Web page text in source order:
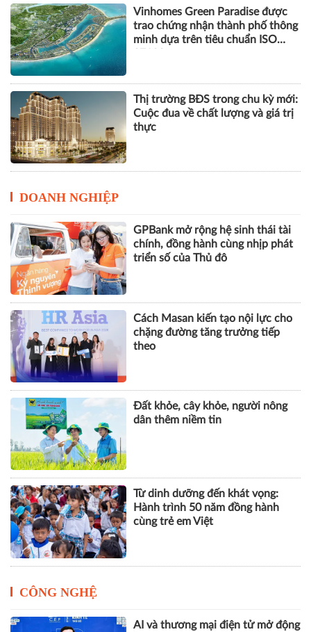
Vinhomes Green Paradise được
trao chứng nhận thành phố thông
minh dựa trên tiêu chuẩn ISO
Thị trường BĐS trong chu kỳ mới:
Cuộc đua về chất lượng và giá trị
thực
DOANH NGHIỆP
GPBank mở rộng hệ sinh thái tài
chính, đồng hành cùng nhịp phát
triển số của Thủ đô
Cách Masan kiến tạo nội lực cho
chặng đường tăng trưởng tiếp
theo
Đất khỏe, cây khỏe, người nông
dân thêm niềm tin
Từ dinh dưỡng đến khát vọng:
Hành trình 50 năm đồng hành
cùng trẻ em Việt
CÔNG NGHỆ
AI và thương mại điện tử mở động